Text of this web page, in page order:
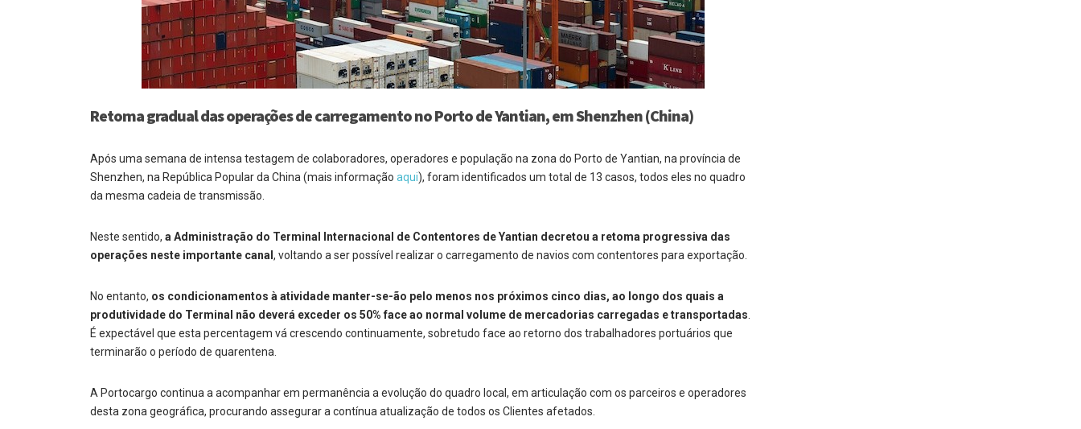
Retoma gradual das operações de carregamento no Porto de Yantian, em Shenzhen (China)
Após uma semana de intensa testagem de colaboradores, operadores e população na zona do Porto de Yantian, na província de
Shenzhen, na República Popular da China (mais informação aqui), foram identificados um total de 13 casos, todos eles no quadro
da mesma cadeia de transmissão.
Neste sentido, a Administração do Terminal Internacional de Contentores de Yantian decretou a retoma progressiva das
operações neste importante canal , voltando a ser possível realizar o carregamento de navios com contentores para exportação.
No entanto, os condicionamentos à atividade manter-se-ão pelo menos nos próximos cinco dias, ao longo dos quais a
produtividade do Terminal não deverá exceder os 50% face ao normal volume de mercadorias carregadas e transportadas
É expectável que esta percentagem vá crescendo continuamente, sobretudo face ao retorno dos trabalhadores portuários que
terminarão o período de quarentena.
A Portocargo continua a acompanhar em permanência a evolução do quadro local, em articulação com os parceiros e operadores
desta zona geográfica, procurando assegurar a contínua atualização de todos os Clientes afetados.